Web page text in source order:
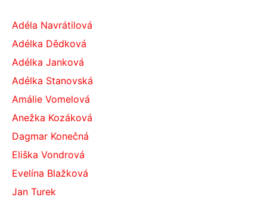
Adéla Navrátilová
Adélka Dědková
Adélka Janková
Adélka Stanovská
Amálie Vomelová
Anežka Kozáková
Dagmar Konečná
Eliška Vondrová
Evelína Blažková
Jan Turek